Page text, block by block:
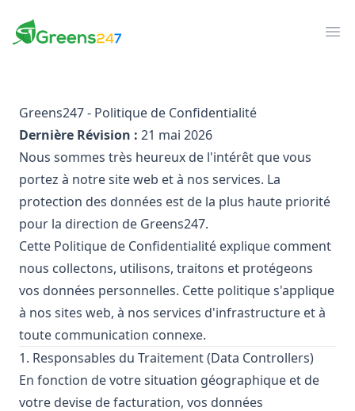
Greens247
Greens247
Greens247 - Politique de Confidentialité
Dernière Révision : 21 mai 2026
Nous sommes très heureux de l'intérêt que vous
portez à notre site web et à nos services. La
protection des données est de la plus haute priorité
pour la direction de Greens247.
Cette Politique de Confidentialité explique comment
nous collectons, utilisons, traitons et protégeons
vos données personnelles. Cette politique s'applique
à nos sites web, à nos services d'infrastructure et à
toute communication connexe.
1. Responsables du Traitement (Data Controllers)
En fonction de votre situation géographique et de
votre devise de facturation, vos données